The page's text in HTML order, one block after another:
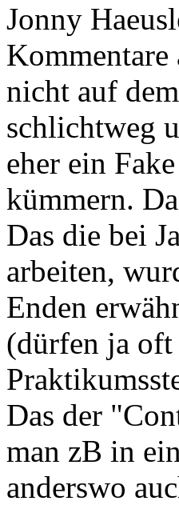
Jonny
Kommentare
nicht auf
schlichtweg
eher ein
kümmern.
Das die bei
arbeiten,
Enden
(dürfen ja oft
Das der
man zB in
anderswo